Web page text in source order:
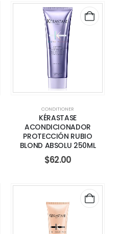
CONDITIONER
KÉRASTASE
ACONDICIONADOR
PROTECCIÓN RUBIO
BLOND ABSOLU 250ML
$62.00